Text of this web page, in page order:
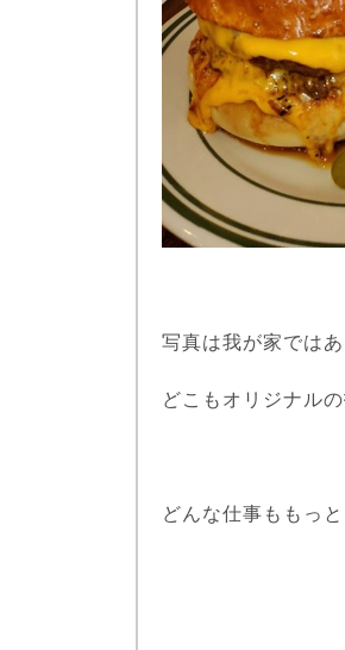
写真は我が家では
どこもオリジナル
どんな仕事ももっ